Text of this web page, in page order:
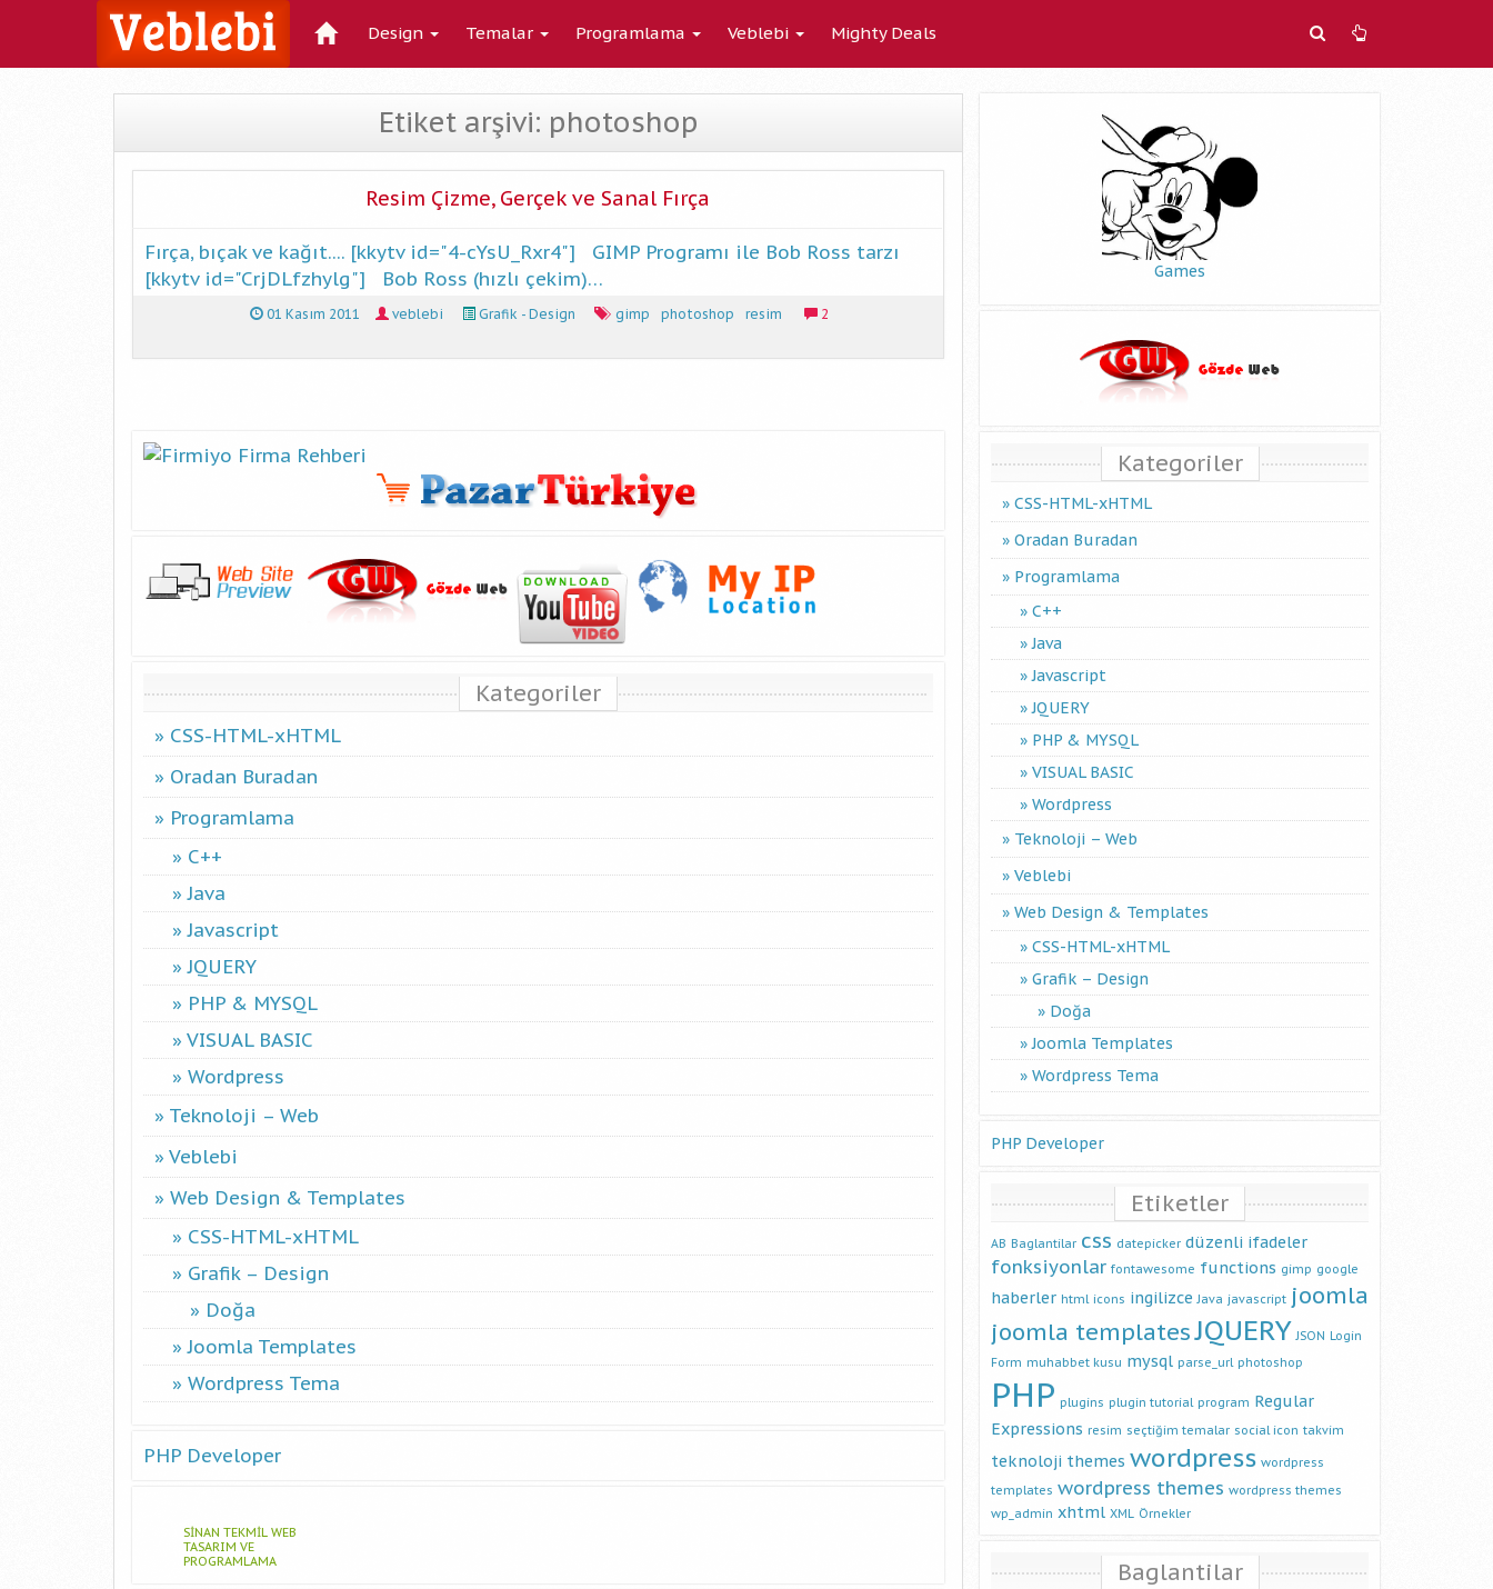
Design Temalar Programlama Veblebi Mighty Deals
Etiket arşivi: photoshop
Resim Çizme, Gerçek ve Sanal Fırça
Fırça, bıçak ve kağıt.... [kkytv id="4-cYsU_Rxr4"] GIMP Programı ile Bob Ross tarzı
[kkytv id="CrjDLfzhylg"] Bob Ross (hızlı çekim)…
01 Kasım 2011 veblebi Grafik - Design gimp photoshop resim 2
Kategoriler
CSS-HTML-xHTML
Oradan Buradan
Programlama
C++
Java
Javascript
JQUERY
PHP & MYSQL
VISUAL BASIC
Wordpress
Teknoloji – Web
Veblebi
Web Design & Templates
CSS-HTML-xHTML
Grafik – Design
Doğa
Joomla Templates
Wordpress Tema
PHP Developer
SINAN TEKMIL WEB
TASARIM VE
PROGRAMLAMA
Games
Kategoriler
CSS-HTML-xHTML
Oradan Buradan
Programlama
C++
Java
Javascript
JQUERY
PHP & MYSQL
VISUAL BASIC
Wordpress
Teknoloji – Web
Veblebi
Web Design & Templates
CSS-HTML-xHTML
Grafik – Design
Doğa
Joomla Templates
Wordpress Tema
PHP Developer
Etiketler
AB Baglantilar css datepicker düzenli ifadeler
fonksiyonlar fontawesome functions gimp google
haberler html icons ingilizce Java javascript joomla
joomla templatesJQUERY JSON Login
Form muhabbet kusu mysql parse_url photoshop
PHP plugins plugin tutorial program Regular
Expressions resim seçtiğim temalar social icon takvim
teknoloji themes wordpress wordpress
templates wordpress themes wordpress themes
wp_admin xhtml XML Örnekler
Baglantilar